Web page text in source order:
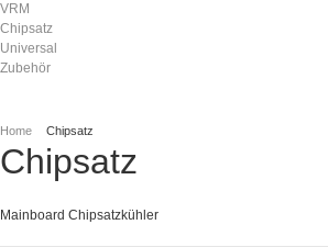
VRM
Chipsatz
Universal
Zubehör
Home Chipsatz
Chipsatz
Mainboard Chipsatzkühler